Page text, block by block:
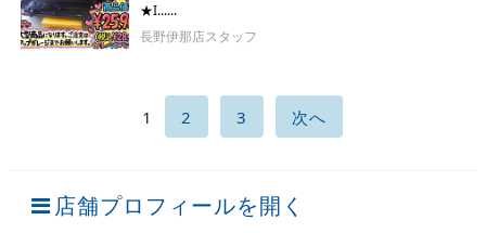
★I......
長野伊那店スタッフ
1 2 3 次へ
店舗プロフィールを開く